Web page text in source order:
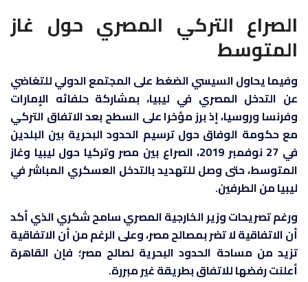
الصراع التركي المصري حول غاز
المتوسط
وفيما يحاول السيسي الضغط على المجتمع الدولي للتغاضي
عن التدخل المصري في ليبيا، بمشاركة حلفائه الإمارات
وفرنسا وروسيا، إذ برز مؤخرا على السطح بعد الاتفاق التركي
مع حكومة الوفاق حول ترسيم الحدود البحرية بين البلدين
في 27 نوفمبر 2019، الصراع بين مصر وتركيا حول ليبيا وغاز
المتوسط، حتى وصل للتهديد بالتدخل العسكري المباشر في
ليبيا من الطرفين.
ورغم تصريحات وزير الخارجية المصري سامح شكري الذي أكد
أن الاتفاقية لا تضر بمصالح مصر، وعلى الرغم من أن الاتفاقية
تزيد من مساحة الحدود البحرية لصالح مصر؛ فإن القاهرة
أعلنت رفضها للاتفاق بطريقة غير مبررة.